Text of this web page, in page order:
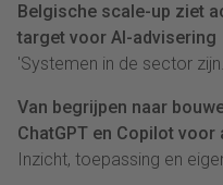
Belgische scale-up ziet
target voor AI-advisering
'Systemen in de sector
Van begrijpen naar
ChatGPT en Copilot
Inzicht, toepassing en